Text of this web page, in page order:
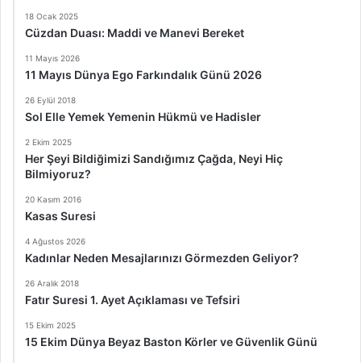
18 Ocak 2025
Cüzdan Duası: Maddi ve Manevi Bereket
11 Mayıs 2026
11 Mayıs Dünya Ego Farkındalık Günü 2026
26 Eylül 2018
Sol Elle Yemek Yemenin Hükmü ve Hadisler
2 Ekim 2025
Her Şeyi Bildiğimizi Sandığımız Çağda, Neyi Hiç
Bilmiyoruz?
20 Kasım 2016
Kasas Suresi
4 Ağustos 2026
Kadınlar Neden Mesajlarınızı Görmezden Geliyor?
26 Aralık 2018
Fatır Suresi 1. Ayet Açıklaması ve Tefsiri
15 Ekim 2025
15 Ekim Dünya Beyaz Baston Körler ve Güvenlik Günü